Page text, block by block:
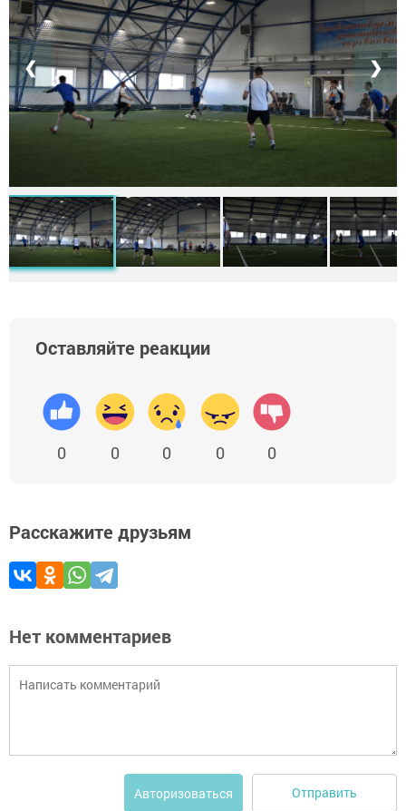
❮ ❯
Оставляйте реакции
0 0 0 0 0
Расскажите друзьям
Нет комментариев
Авторизоваться Отправить